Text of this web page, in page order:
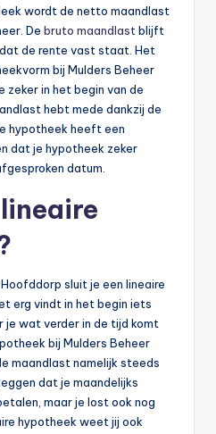
wordt de netto maandlast
De bruto maandlast blijft
de rente vast staat. Het
bij Mulders Beheer
zeker in het begin van de
hebt mede dankzij de
hypotheek heeft een
dat je hypotheek zeker
datum.
sluit je een lineaire
erg vindt in het begin iets
je wat verder in de tijd komt
bij Mulders Beheer
maandlast namelijk steeds
dat je maandelijks
maar je lost ook nog
hypotheek weet jij ook